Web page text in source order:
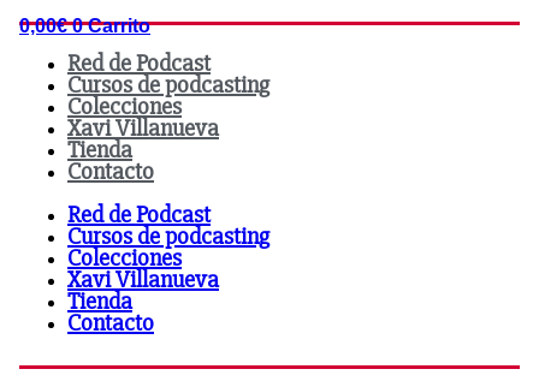
0,00€ 0 Carrito
Red de Podcast
Cursos de podcasting
Colecciones
Xavi Villanueva
Tienda
Contacto
Red de Podcast
Cursos de podcasting
Colecciones
Xavi Villanueva
Tienda
Contacto